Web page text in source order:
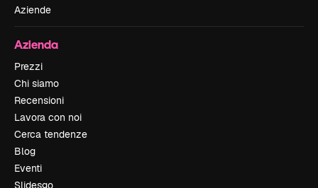
Aziende
Azienda
Prezzi
Chi siamo
Recensioni
Lavora con noi
Cerca tendenze
Blog
Eventi
Slidesgo